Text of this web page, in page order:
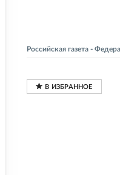
Российская газета -